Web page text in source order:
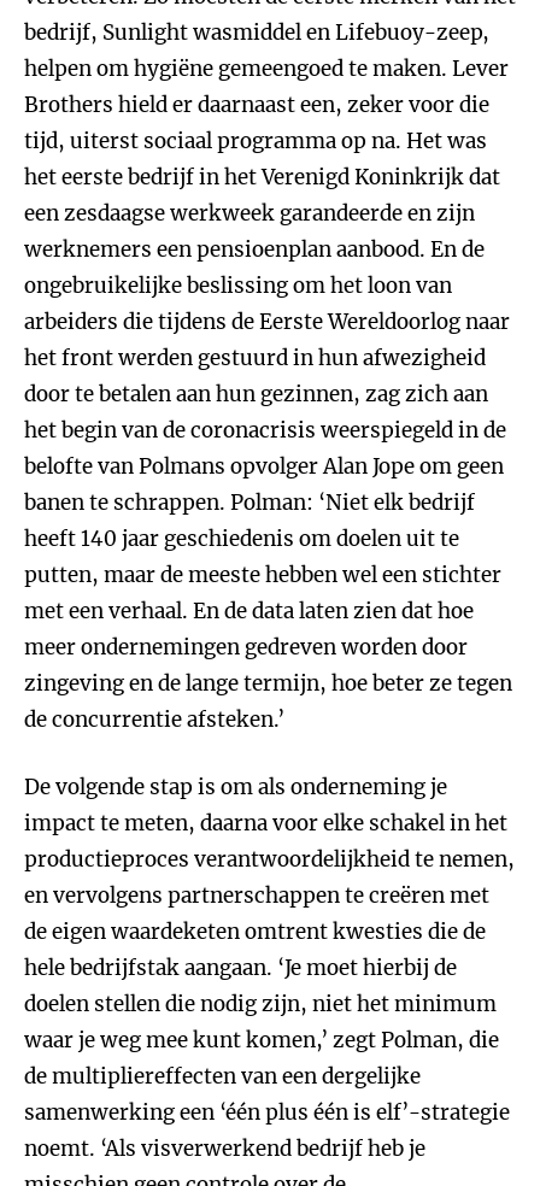
bedrijf, Sunlight wasmiddel en Lifebuoy-zeep,
helpen om hygiëne gemeengoed te maken. Lever
Brothers hield er daarnaast een, zeker voor die
tijd, uiterst sociaal programma op na. Het was
het eerste bedrijf in het Verenigd Koninkrijk dat
een zesdaagse werkweek garandeerde en zijn
werknemers een pensioenplan aanbood. En de
ongebruikelijke beslissing om het loon van
arbeiders die tijdens de Eerste Wereldoorlog naar
het front werden gestuurd in hun afwezigheid
door te betalen aan hun gezinnen, zag zich aan
het begin van de coronacrisis weerspiegeld in de
belofte van Polmans opvolger Alan Jope om geen
banen te schrappen. Polman: ‘Niet elk bedrijf
heeft 140 jaar geschiedenis om doelen uit te
putten, maar de meeste hebben wel een stichter
met een verhaal. En de data laten zien dat hoe
meer ondernemingen gedreven worden door
zingeving en de lange termijn, hoe beter ze tegen
de concurrentie afsteken.’
De volgende stap is om als onderneming je
impact te meten, daarna voor elke schakel in het
productieproces verantwoordelijkheid te nemen,
en vervolgens partnerschappen te creëren met
de eigen waardeketen omtrent kwesties die de
hele bedrijfstak aangaan. ‘Je moet hierbij de
doelen stellen die nodig zijn, niet het minimum
waar je weg mee kunt komen,’ zegt Polman, die
de multipliereffecten van een dergelijke
samenwerking een ‘één plus één is elf’-strategie
noemt. ‘Als visverwerkend bedrijf heb je